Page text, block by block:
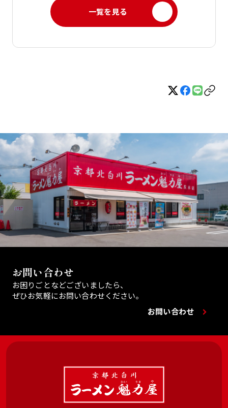
一覧を見る
お問い合わせ
お困りごとなどございましたら、
ぜひお気軽にお問い合わせください。
お問い合わせ